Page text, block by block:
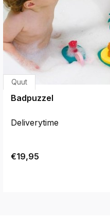
Quut
Badpuzzel
Deliverytime
€19,95